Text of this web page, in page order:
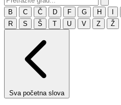
B C Č D F G H
R
S Š T U V Z Ž
Sva početna slova